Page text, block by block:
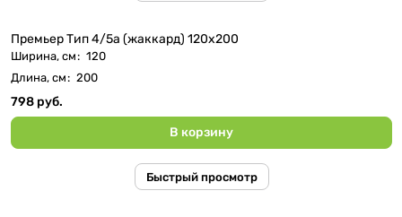
Премьер Тип 4/5а (жаккард) 120x200
Ширина, см: 120
Длина, см: 200
798 руб.
В корзину
Быстрый просмотр